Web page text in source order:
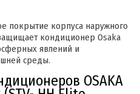
покрытие корпуса наружного
кондиционер Osaka
явлений и
среды.
OSAKA